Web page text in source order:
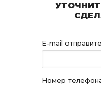
E-mail
Номер